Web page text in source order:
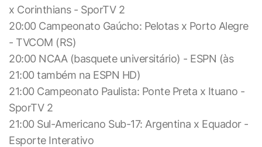
x Corinthians - SporTV 2
20:00 Campeonato Gaúcho: Pelotas x Porto Alegre
- TVCOM (RS)
20:00 NCAA (basquete universitário) - ESPN (às
21:00 também na ESPN HD)
21:00 Campeonato Paulista: Ponte Preta x Ituano -
SporTV 2
21:00 Sul-Americano Sub-17: Argentina x Equador -
Esporte Interativo